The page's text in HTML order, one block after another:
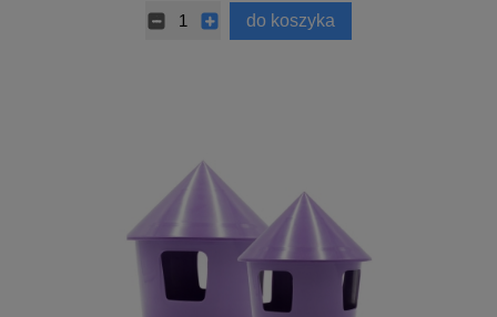
do koszyka